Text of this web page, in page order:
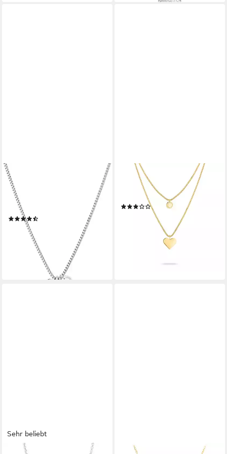
LIEBESKIND BERLIN
Kette mit Anhänger Schmuck
Geschenk Edelstahl Halskette
Herz
ab 39,99 €
lieferbar - in 2-3 Werktagen bei dir
LIEBESKIND BERLIN
Kette mit Anhänger Schmuck
Edelstahl Layered Love Herz
(6)
UVP 79,90 €
lieferbar - in 2-3 Werktagen bei dir
Sehr beliebt